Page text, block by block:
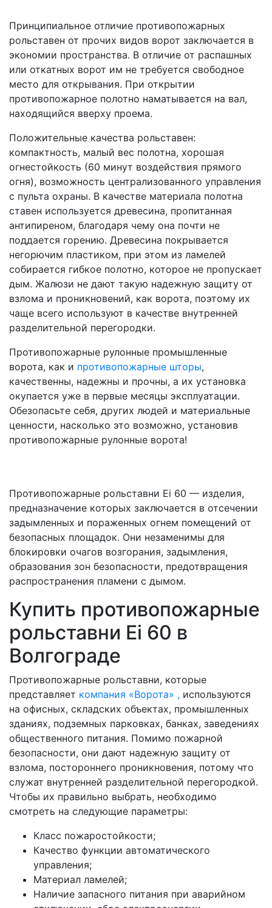
Принципиальное отличие противопожарных
рольставен от прочих видов ворот заключается в
экономии пространства. В отличие от распашных
или откатных ворот им не требуется свободное
место для открывания. При открытии
противопожарное полотно наматывается на вал,
находящийся вверху проема.
Положительные качества рольставен:
компактность, малый вес полотна, хорошая
огнестойкость (60 минут воздействия прямого
огня), возможность централизованного управления
с пульта охраны. В качестве материала полотна
ставен используется древесина, пропитанная
антипиреном, благодаря чему она почти не
поддается горению. Древесина покрывается
негорючим пластиком, при этом из ламелей
собирается гибкое полотно, которое не пропускает
дым. Жалюзи не дают такую надежную защиту от
взлома и проникновений, как ворота, поэтому их
чаще всего используют в качестве внутренней
разделительной перегородки.
Противопожарные рулонные промышленные
ворота, как и противопожарные шторы,
качественны, надежны и прочны, а их установка
окупается уже в первые месяцы эксплуатации.
Обезопасьте себя, других людей и материальные
ценности, насколько это возможно, установив
противопожарные рулонные ворота!
Противопожарные рольставни Ei 60 — изделия,
предназначение которых заключается в отсечении
задымленных и пораженных огнем помещений от
безопасных площадок. Они незаменимы для
блокировки очагов возгорания, задымления,
образования зон безопасности, предотвращения
распространения пламени с дымом.
Купить противопожарные
рольставни Ei 60 в
Волгограде
Противопожарные рольставни, которые
представляет компания «Ворота» , используются
на офисных, складских объектах, промышленных
зданиях, подземных парковках, банках, заведениях
общественного питания. Помимо пожарной
безопасности, они дают надежную защиту от
взлома, постороннего проникновения, потому что
служат внутренней разделительной перегородкой.
Чтобы их правильно выбрать, необходимо
смотреть на следующие параметры:
Класс пожаростойкости;
Качество функции автоматического
управления;
Материал ламелей;
Наличие запасного питания при аварийном